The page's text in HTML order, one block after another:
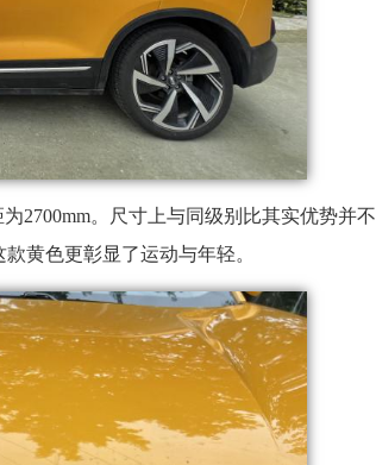
2700mm。尺寸上与同级别比其实优势并不
黄色更彰显了运动与年轻。